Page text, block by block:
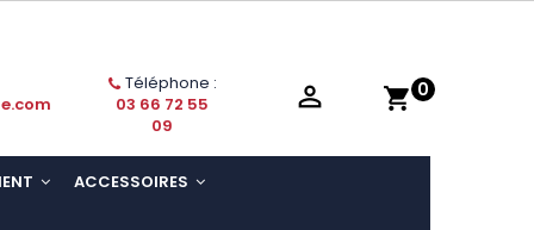
shopping_cart 0
Téléphone :
03 66 72 55
09

ACCESSOIRES